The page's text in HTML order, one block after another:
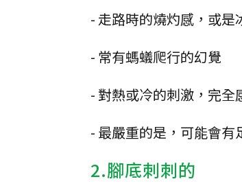
- 走路時的燒灼感，或
- 常有螞蟻爬行的幻覺
- 對熱或冷的刺激，完全
- 最嚴重的是，可能會
2.腳底刺刺的